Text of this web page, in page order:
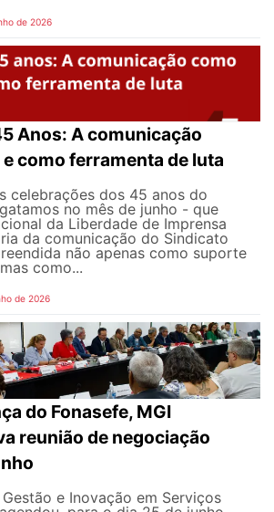
de 2026
Anos: A comunicação
como ferramenta de luta
celebrações dos 45 anos do
no mês de junho - que
da Liberdade de Imprensa
da comunicação do Sindicato
não apenas como suporte
como...
de 2026
do Fonasefe, MGI
reunião de negociação
e Inovação em Serviços